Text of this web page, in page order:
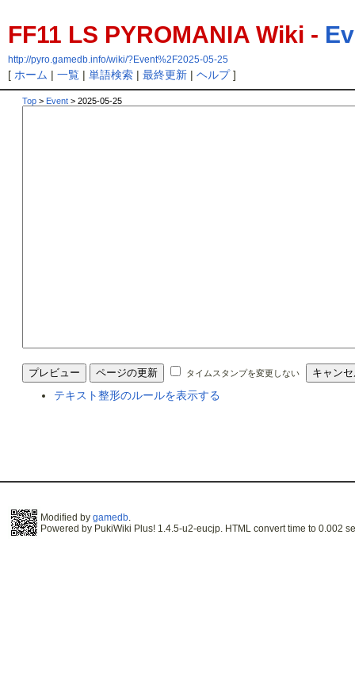
FF11 LS PYROMANIA Wiki -
http://pyro.gamedb.info/wiki/?Event%2F2025-05-25
[ ホーム | 一覧| 単語検索| 最終更新| ヘルプ]
Top > Event > 2025-05-25
タイムスタンプを変更しない
テキスト整形のルールを表示する
Modified by gamedb.
Powered by PukiWiki Plus! 1.4.5-u2-eucjp. HTML convert time to 0.002